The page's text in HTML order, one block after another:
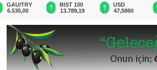
BIST 100
13.789,19
USD
47,5860
EUR
55,0433